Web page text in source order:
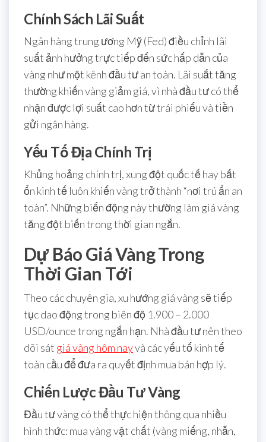
Chính Sách Lãi Suất
Ngân hàng trung ương Mỹ (Fed) điều chỉnh lãi
suất ảnh hưởng trực tiếp đến sức hấp dẫn của
vàng như một kênh đầu tư an toàn. Lãi suất tăng
thường khiến vàng giảm giá, vì nhà đầu tư có thể
nhận được lợi suất cao hơn từ trái phiếu và tiền
gửi ngân hàng.
Yếu Tố Địa Chính Trị
Khủng hoảng chính trị, xung đột quốc tế hay bất
ổn kinh tế luôn khiến vàng trở thành “nơi trú ẩn an
toàn”. Những biến động này thường làm giá vàng
tăng đột biến trong thời gian ngắn.
Dự Báo Giá Vàng Trong
Thời Gian Tới
Theo các chuyên gia, xu hướng giá vàng sẽ tiếp
tục dao động trong biên độ 1.900 – 2.000
USD/ounce trong ngắn hạn. Nhà đầu tư nên theo
dõi sát giá vàng hôm nayvà các yếu tố kinh tế
toàn cầu để đưa ra quyết định mua bán hợp lý.
Chiến Lược Đầu Tư Vàng
Đầu tư vàng có thể thực hiện thông qua nhiều
hình thức: mua vàng vật chất (vàng miếng, nhẫn,